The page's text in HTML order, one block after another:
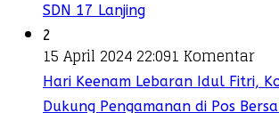
SDN 17 Lanjing
2
15 April 2024 22:091 Komentar
Hari Keenam Lebaran Idul Fitri,
Dukung Pengamanan di Pos